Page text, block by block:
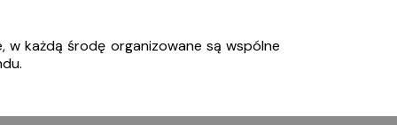
w każdą środę organizowane są wspólne